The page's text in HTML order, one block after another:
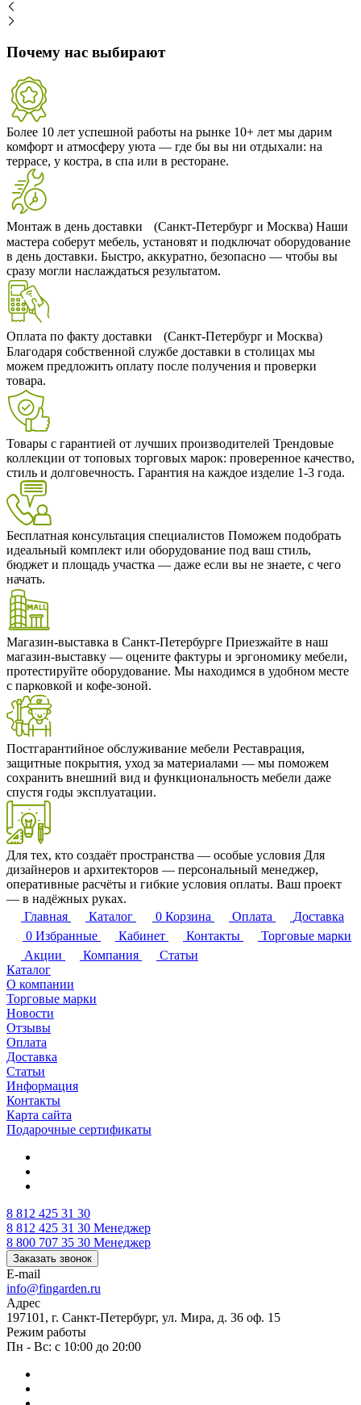
Почему нас выбирают
Более 10 лет успешной работы на рынке 10+ лет мы дарим
комфорт и атмосферу уюта — где бы вы ни отдыхали: на
террасе, у костра, в спа или в ресторане.
Монтаж в день доставки (Санкт-Петербург и Москва) Наши
мастера соберут мебель, установят и подключат оборудование
в день доставки. Быстро, аккуратно, безопасно — чтобы вы
сразу могли наслаждаться результатом.
Оплата по факту доставки (Санкт-Петербург и Москва)
Благодаря собственной службе доставки в столицах мы
можем предложить оплату после получения и проверки
товара.
Товары с гарантией от лучших производителей Трендовые
коллекции от топовых торговых марок: проверенное качество,
стиль и долговечность. Гарантия на каждое изделие 1-3 года.
Бесплатная консультация специалистов Поможем подобрать
идеальный комплект или оборудование под ваш стиль,
бюджет и площадь участка — даже если вы не знаете, с чего
начать.
Магазин-выставка в Санкт-Петербурге Приезжайте в наш
магазин-выставку — оцените фактуры и эргономику мебели,
протестируйте оборудование. Мы находимся в удобном месте
с парковкой и кофе-зоной.
Постгарантийное обслуживание мебели Реставрация,
защитные покрытия, уход за материалами — мы поможем
сохранить внешний вид и функциональность мебели даже
спустя годы эксплуатации.
Для тех, кто создаёт пространства — особые условия Для
дизайнеров и архитекторов — персональный менеджер,
оперативные расчёты и гибкие условия оплаты. Ваш проект
— в надёжных руках.
Главная
Каталог 0 Корзина Оплата
Доставка
0 Избранные Кабинет Контакты
Торговые марки
Акции
Компания
Статьи
Каталог
О компании
Торговые марки
Новости
Отзывы
Оплата
Доставка
Статьи
Информация
Контакты
Карта сайта
Подарочные сертификаты
8 812 425 31 30
8 812 425 31 30 Менеджер
8 800 707 35 30 Менеджер
Заказать звонок
E-mail
info@fingarden.ru
Адрес
197101, г. Санкт-Петербург, ул. Мира, д. 36 оф. 15
Режим работы
Пн - Вс: с 10:00 до 20:00